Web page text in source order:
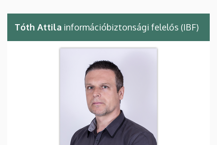
Tóth Attila információbiztonsági felelős (IBF)